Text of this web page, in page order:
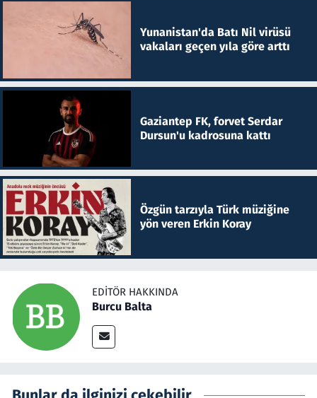
Yunanistan'da Batı Nil virüsü
vakaları geçen yıla göre arttı
Gaziantep FK, forvet Serdar
Dursun'u kadrosuna kattı
Özgün tarzıyla Türk müziğine
yön veren Erkin Koray
EDITÖR HAKKINDA
Burcu Balta